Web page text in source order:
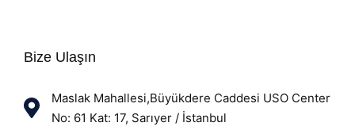
Bize Ulaşın
Maslak Mahallesi,Büyükdere Caddesi USO Center
No: 61 Kat: 17, Sarıyer / İstanbul